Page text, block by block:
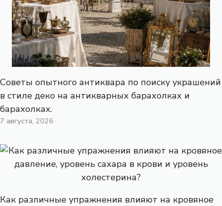
Советы опытного антиквара по поиску украшений
в стиле деко на антикварных барахолках и
барахолках.
7 августа, 2026
Как различные упражнения влияют на кровяное